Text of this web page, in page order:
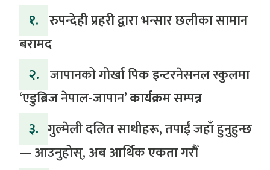
१. रुपन्देही प्रहरी द्वारा भन्सार छलीका सामान
बरामद
२. जापानको गोर्खा पिक इन्टरनेसनल स्कुलमा
‘एडुब्रिज नेपाल-जापान’ कार्यक्रम सम्पन्न
३. ​गुल्मेली दलित साथीहरू, तपाईं जहाँ हुनुहुन्छ
— आउनुहोस्, अब आर्थिक एकता गरौँ